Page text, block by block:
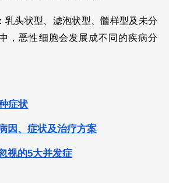
乳头状型、滤泡状型、髓样型及未分
，恶性细胞会发展成不同的疾病分
症状
因、症状及治疗方案
视的5大并发症